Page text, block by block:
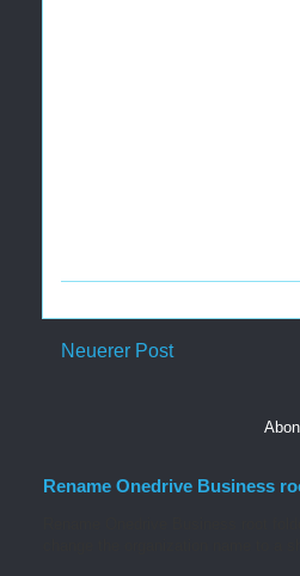
Neuerer Post
Rename Onedrive Business